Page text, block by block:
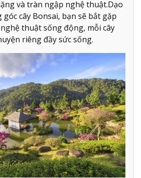
và tràn ngập nghệ thuật.Dạo
cây Bonsai, bạn sẽ bắt gặp
thuật sống động, mỗi cây
riêng đầy sức sống.